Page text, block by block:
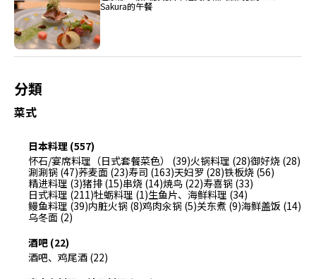
Sakura的午餐
分類
菜式
日本料理 (557)
怀石/宴席料理（日式套餐菜色） (39)火锅料理 (28)御好烧 (28)
涮涮锅 (47)荞麦面 (23)寿司 (163)天妇罗 (28)铁板烧 (56)
精进料理 (3)猪排 (15)串烧 (14)焼鸟 (22)寿喜锅 (33)
日式料理 (211)牡蛎料理 (1)生鱼片、海鲜料理 (34)
鳗鱼料理 (39)内脏火锅 (8)鸡肉汆锅 (5)关东煮 (9)海鲜盖饭 (14)
乌冬面 (2)
酒吧 (22)
酒吧、鸡尾酒 (22)